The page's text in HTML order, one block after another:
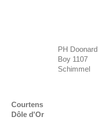
Courtens
Dôle d'Or
PH Doonard
Boy 1107
Schimmel